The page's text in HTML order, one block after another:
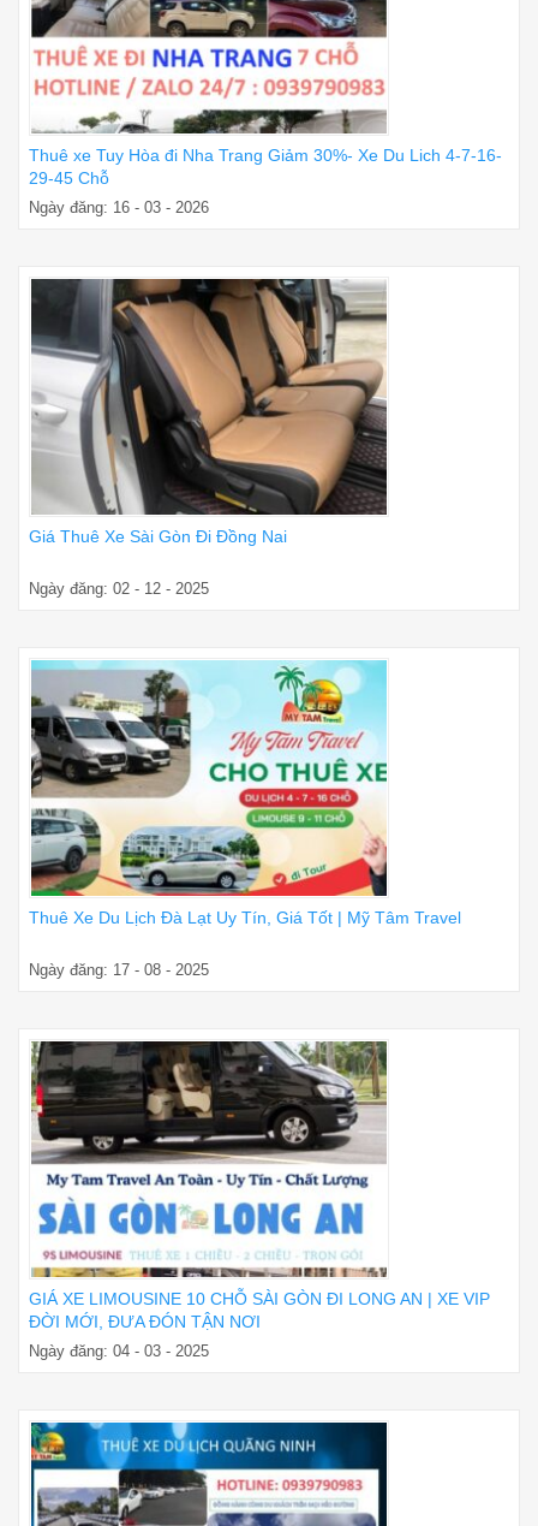
Thuê xe Tuy Hòa đi Nha Trang Giảm 30%- Xe Du Lich 4-7-16-
29-45 Chỗ
Ngày đăng: 16 - 03 - 2026
Giá Thuê Xe Sài Gòn Đi Đồng Nai
Ngày đăng: 02 - 12 - 2025
Thuê Xe Du Lịch Đà Lạt Uy Tín, Giá Tốt | Mỹ Tâm Travel
Ngày đăng: 17 - 08 - 2025
GIÁ XE LIMOUSINE 10 CHỖ SÀI GÒN ĐI LONG AN | XE VIP
ĐỜI MỚI, ĐƯA ĐÓN TẬN NƠI
Ngày đăng: 04 - 03 - 2025